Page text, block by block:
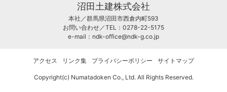
沼田土建株式会社
本社／群馬県沼田市西倉内町593
お問い合わせ／TEL：0278-22-5175
e-mail： ndk-office@ndk-g.co.jp
アクセス リンク集 プライバシーポリシー サイトマップ
Copyright(c) Numatadoken Co., Ltd. All Rights Reserved.